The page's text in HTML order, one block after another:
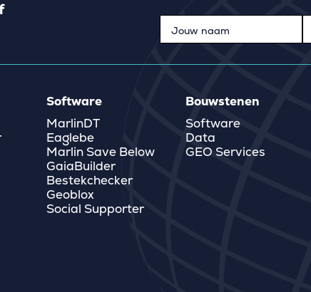
Software
MarlinDT
Eaglebe
Marlin Save Below
GaiaBuilder
Bestekchecker
Geoblox
Social Supporter
Bouwstenen
Software
Data
GEO Services